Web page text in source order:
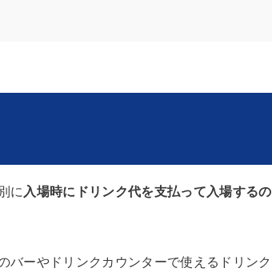
に 入場時にドリンク代を支払って入場するの
バーやドリンクカウンターで使えるドリンク